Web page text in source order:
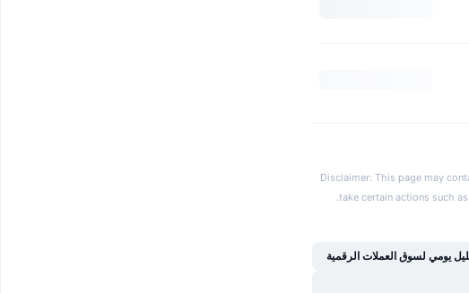
Disclaimer: This page may
take certain actions such
.
يومي لسوق العملات الرقمية